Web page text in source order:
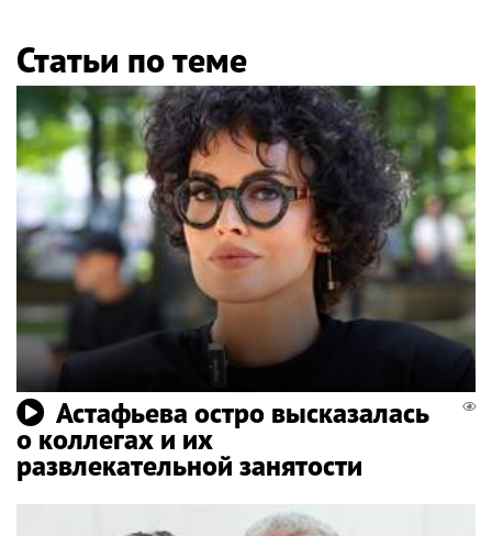
Статьи по теме
Астафьева остро высказалась
о коллегах и их
развлекательной занятости